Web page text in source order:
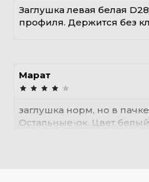
Заглушка левая белая
профиля. Держится без
Марат
заглушка норм, но в
Остальные-ок. Цвет